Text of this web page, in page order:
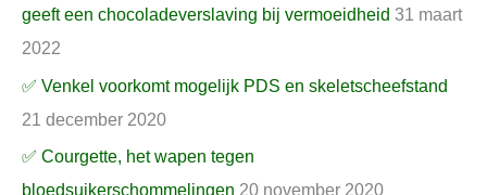
geeft een chocoladeverslaving bij vermoeidheid 31 maart
2022
✅ Venkel voorkomt mogelijk PDS en skeletscheefstand
21 december 2020
✅ Courgette, het wapen tegen
bloedsuikerschommelingen 20 november 2020